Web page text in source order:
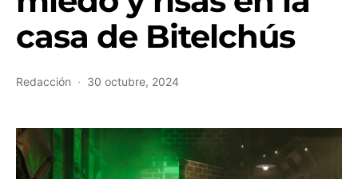
casa de Bitelchús
Redacción 30 octubre, 2024